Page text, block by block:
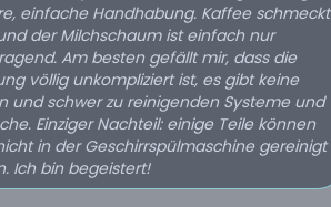
einfache Handhabung. Kaffee schmeckt
der Milchschaum ist einfach nur
Am besten gefällt mir, dass die
völlig unkompliziert ist, es gibt keine
und schwer zu reinigenden Systeme und
Einziger Nachteil: einige Teile können
in der Geschirrspülmaschine gereinigt
Ich bin begeistert!